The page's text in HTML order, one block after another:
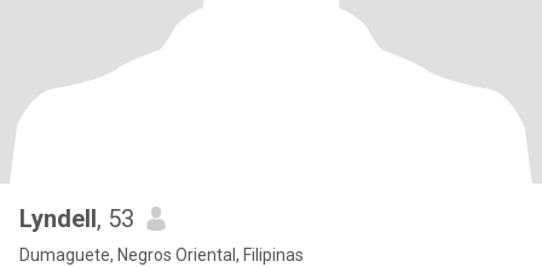
Lyndell, 53
Dumaguete, Negros Oriental, Filipinas